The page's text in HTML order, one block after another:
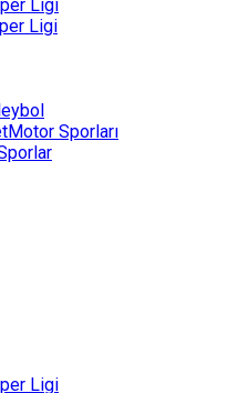
Ligi
Ligi
Motor Sporları
Ligi